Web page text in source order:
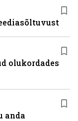
olukordades
anda